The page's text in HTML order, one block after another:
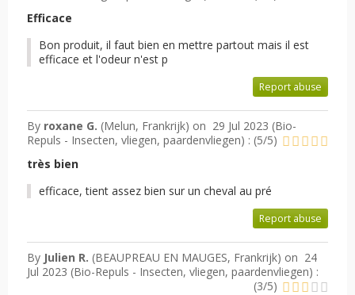
Efficace
Bon produit, il faut bien en mettre partout mais il est
efficace et l'odeur n'est p
Report abuse
By roxane G. (Melun, Frankrijk) on 29 Jul 2023 (Bio-
Repuls - Insecten, vliegen, paardenvliegen) : (5/5)
très bien
efficace, tient assez bien sur un cheval au pré
Report abuse
By Julien R. (BEAUPREAU EN MAUGES, Frankrijk) on 24
Jul 2023 (Bio-Repuls - Insecten, vliegen, paardenvliegen) :
(3/5)